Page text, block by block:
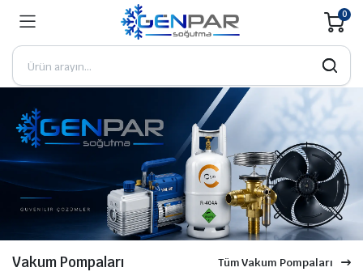
0
Vakum Pompaları Tüm Vakum Pompaları